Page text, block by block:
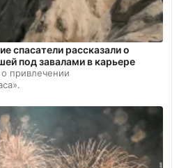
спасатели рассказали о
под завалами в карьере
привлечении